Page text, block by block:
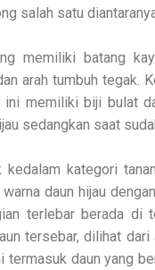
salah satu
memiliki batang
arah tumbuh tegak.
ini memiliki biji bulat
sedangkan saat
kedalam kategori
daun hijau
terlebar berada di
tersebar, dilihat
termasuk daun yang